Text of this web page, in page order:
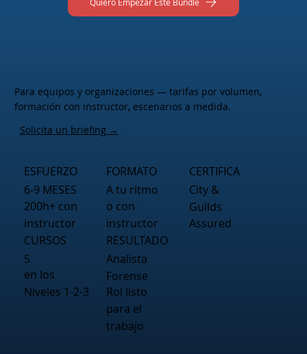
ESFUERZO
6-9 MESES
200h+ con
instructor
FORMATO
A tu ritmo
o con
instructor
CERTIFICA
City &
Guilds
Assured
CURSOS
5
en los
Niveles 1-2-3
RESULTADO
Analista
Forense
Rol listo
para el
trabajo
Para equipos y organizaciones — tarifas por volumen,
formación con instructor, escenarios a medida.
Solicita un briefing →